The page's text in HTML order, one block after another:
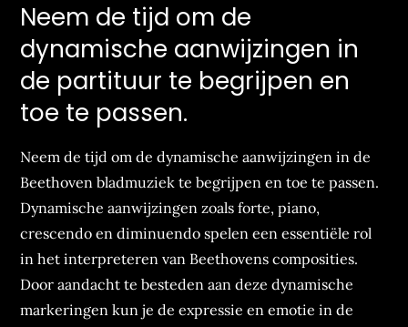
Neem de tijd om de
dynamische aanwijzingen in
de partituur te begrijpen en
toe te passen.
Neem de tijd om de dynamische aanwijzingen in de
Beethoven bladmuziek te begrijpen en toe te passen.
Dynamische aanwijzingen zoals forte, piano,
crescendo en diminuendo spelen een essentiële rol
in het interpreteren van Beethovens composities.
Door aandacht te besteden aan deze dynamische
markeringen kun je de expressie en emotie in de